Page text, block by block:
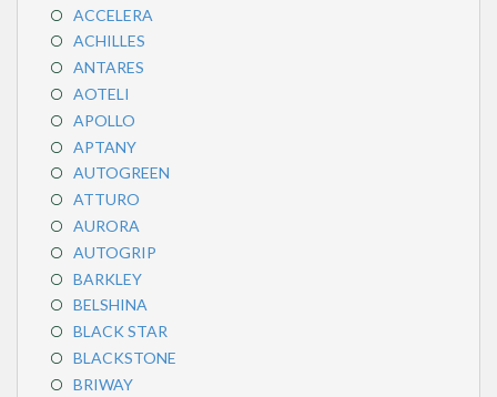
ACCELERA
ACHILLES
ANTARES
AOTELI
APOLLO
APTANY
AUTOGREEN
ATTURO
AURORA
AUTOGRIP
BARKLEY
BELSHINA
BLACK STAR
BLACKSTONE
BRIWAY